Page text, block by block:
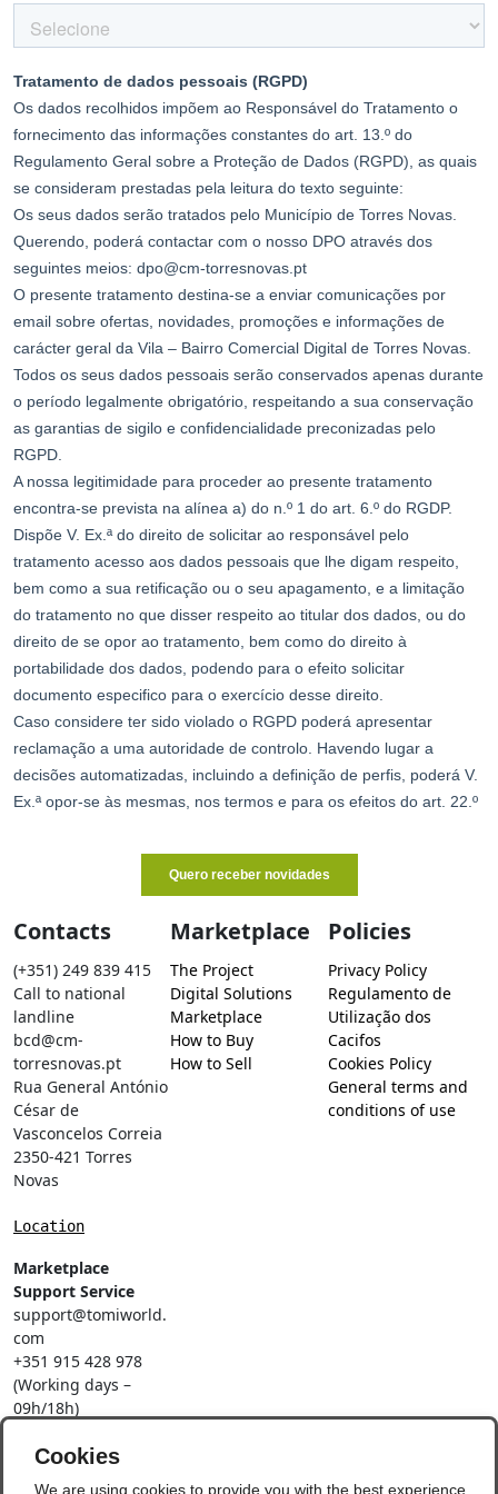
Contacts
(+351) 249 839 415
Call to national
landline
bcd@cm-
torresnovas.pt
Rua General António
César de
Vasconcelos Correia
2350-421 Torres
Novas
Location
Marketplace
Support Service
support@tomiworld.
com
+351 915 428 978
(Working days –
09h/18h)
mobile network
Marketplace
The Project
Digital Solutions
Marketplace
How to Buy
How to Sell
Policies
Privacy Policy
Regulamento de
Utilização dos
Cacifos
Cookies Policy
General terms and
conditions of use
Social Networks
Cookies
We are using cookies to provide you with the best experience